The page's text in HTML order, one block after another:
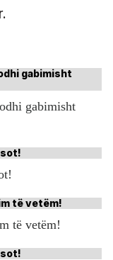
gabimisht
të vetëm!